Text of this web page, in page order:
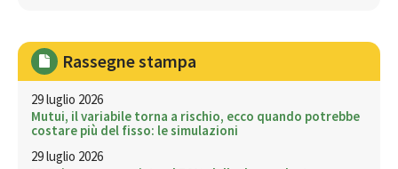
Rassegne stampa
29 luglio 2026
Mutui, il variabile torna a rischio, ecco quando potrebbe
costare più del fisso: le simulazioni
29 luglio 2026